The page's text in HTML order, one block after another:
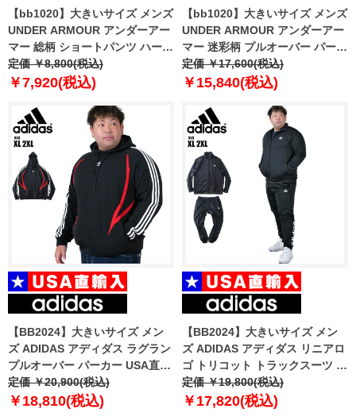
【bb1020】大きいサイズ メンズ
UNDER ARMOUR アンダーアー
マー 総柄 ショートパンツ ハーフ
パンツ ショーツ LOOSE TECH
PRINTED SHORT USA直輸入
定価 ￥8,800(税込)
￥7,920(税込)
【bb1020】大きいサイズ メンズ
UNDER ARMOUR アンダーアー
マー 迷彩柄 プルオーバー パーカ
ー Storm Camo Kangzip
Hoodie USA直輸入 1375113-
定価 ￥17,600(税込)
￥15,840(税込)
【BB2024】大きいサイズ メン
ズ ADIDAS アディダス ラグラン
プルオーバー パーカー USA直輸
入 ix9644
定価 ￥20,900(税込)
￥18,810(税込)
【BB2024】大きいサイズ メン
ズ ADIDAS アディダス リニアロ
ゴ トリコット トラックスーツ ジ
ャージ 上下セット USA直輸入
ic6775
定価 ￥19,800(税込)
￥17,820(税込)